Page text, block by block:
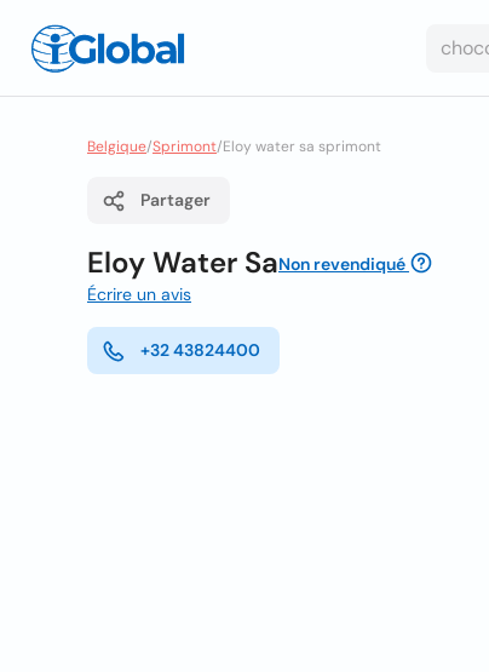
Belgique/Sprimont/Eloy water sa sprimont
Partager
Eloy Water SaNon revendiqué
Écrire un avis
+32 43824400